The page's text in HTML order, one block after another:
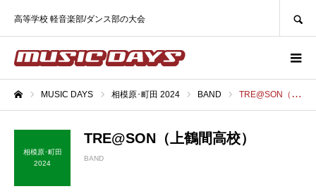
高等学校 軽音楽部/ダンス部の大会
MUSIC DAYS 相模原･町田 2024 BAND TRE@SON（上鶴間高校）
相模原･町田
2024
TRE@SON（上鶴間高校）
BAND